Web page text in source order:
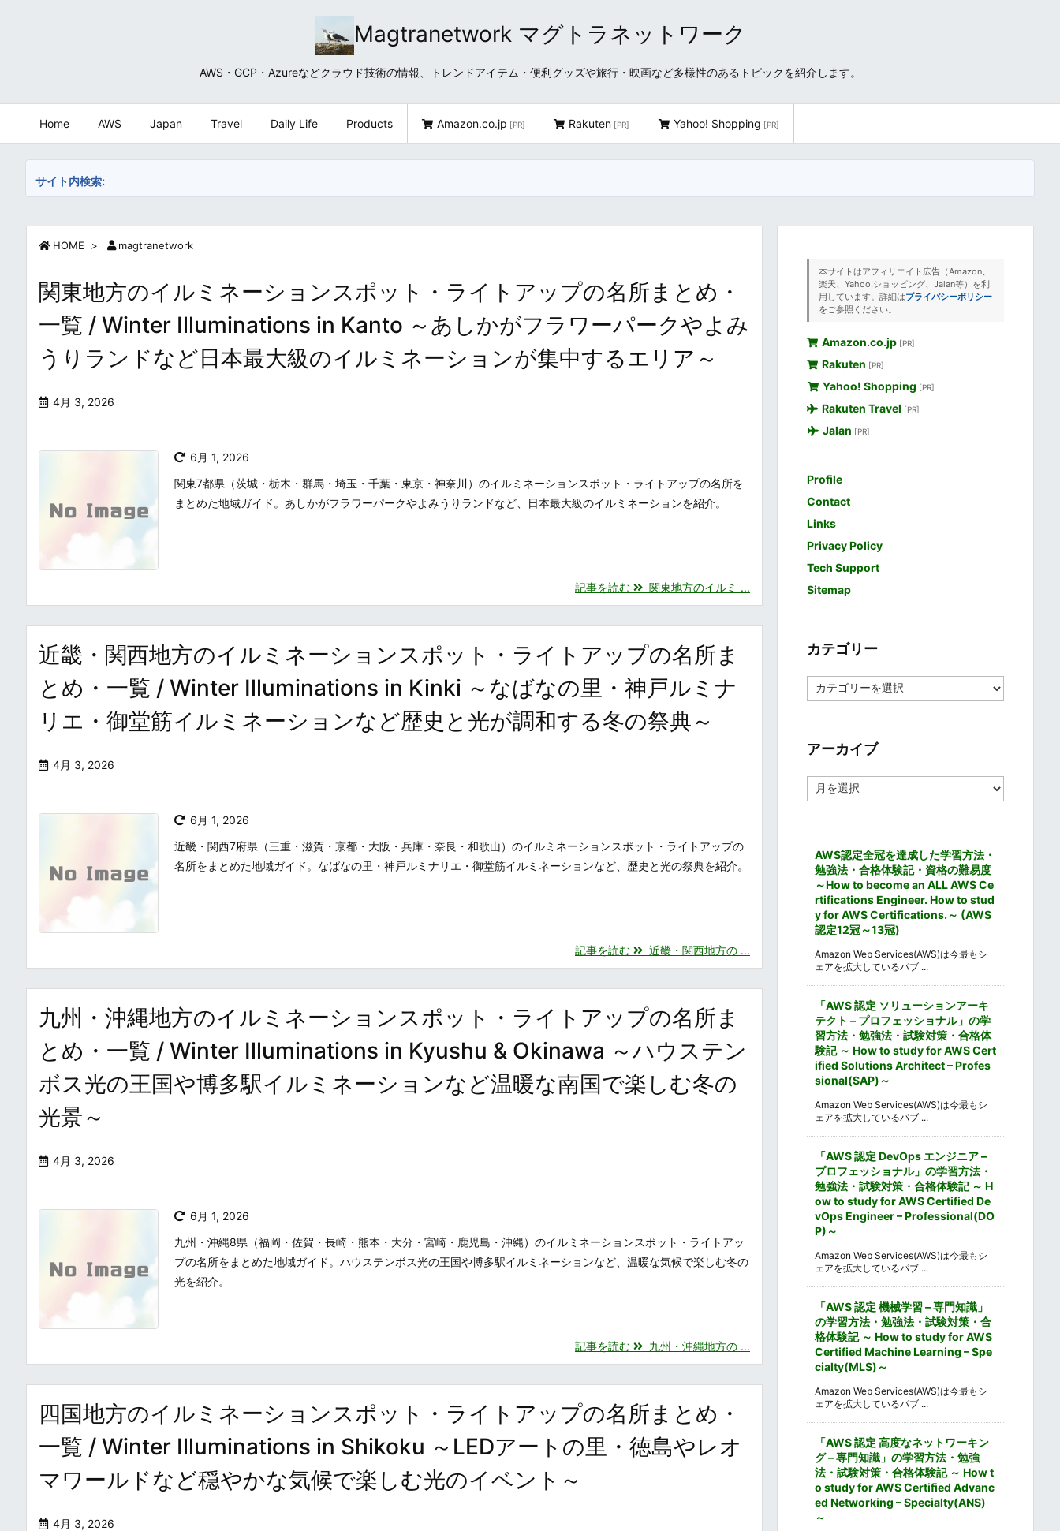
Magtranetwork マグトラネットワーク
AWS・GCP・Azureなどクラウド技術の情報、トレンドアイテム・便利グッズや旅行・映画など多様性のあるトピックを紹介します。
Home AWS Japan Travel Daily Life Products Amazon.co.jp [PR] Rakuten [PR] Yahoo! Shopping [PR]
サイト内検索:
HOME > magtranetwork
関東地方のイルミネーションスポット・ライトアップの名所まとめ・
一覧 / Winter Illuminations in Kanto ～あしかがフラワーパークやよみ
うりランドなど日本最大級のイルミネーションが集中するエリア～
4月 3, 2026
6月 1, 2026
関東7都県（茨城・栃木・群馬・埼玉・千葉・東京・神奈川）のイルミネーションスポット・ライトアップの名所を
まとめた地域ガイド。あしかがフラワーパークやよみうりランドなど、日本最大級のイルミネーションを紹介。
記事を読む 関東地方のイルミ ...
近畿・関西地方のイルミネーションスポット・ライトアップの名所ま
とめ・一覧 / Winter Illuminations in Kinki ～なばなの里・神戸ルミナ
リエ・御堂筋イルミネーションなど歴史と光が調和する冬の祭典～
4月 3, 2026
6月 1, 2026
近畿・関西7府県（三重・滋賀・京都・大阪・兵庫・奈良・和歌山）のイルミネーションスポット・ライトアップの
名所をまとめた地域ガイド。なばなの里・神戸ルミナリエ・御堂筋イルミネーションなど、歴史と光の祭典を紹介。
記事を読む 近畿・関西地方の ...
九州・沖縄地方のイルミネーションスポット・ライトアップの名所ま
とめ・一覧 / Winter Illuminations in Kyushu & Okinawa ～ハウステン
ボス光の王国や博多駅イルミネーションなど温暖な南国で楽しむ冬の
光景～
4月 3, 2026
6月 1, 2026
九州・沖縄8県（福岡・佐賀・長崎・熊本・大分・宮崎・鹿児島・沖縄）のイルミネーションスポット・ライトアッ
プの名所をまとめた地域ガイド。ハウステンボス光の王国や博多駅イルミネーションなど、温暖な気候で楽しむ冬の
光を紹介。
記事を読む 九州・沖縄地方の ...
四国地方のイルミネーションスポット・ライトアップの名所まとめ・
一覧 / Winter Illuminations in Shikoku ～LEDアートの里・徳島やレオ
マワールドなど穏やかな気候で楽しむ光のイベント～
4月 3, 2026
本サイトはアフィリエイト広告（Amazon、
楽天、Yahoo!ショッピング、Jalan等）を利
用しています。詳細はプライバシーポリシー
をご参照ください。
Amazon.co.jp [PR]
Rakuten [PR]
Yahoo! Shopping [PR]
Rakuten Travel [PR]
Jalan [PR]
Profile
Contact
Links
Privacy Policy
Tech Support
Sitemap
カテゴリー
テ
ー
アーカイブ
ー
AWS認定全冠を達成した学習方法・
勉強法・合格体験記・資格の難易度
～How to become an ALL AWS Ce
rtifications Engineer. How to stud
y for AWS Certifications.～ (AWS
認定12冠～13冠)
Amazon Web Services(AWS)は今最もシ
ェアを拡大しているパブ ...
「AWS 認定 ソリューションアーキ
テクト – プロフェッショナル」の学
習方法・勉強法・試験対策・合格体
験記 ～ How to study for AWS Cert
ified Solutions Architect – Profes
sional(SAP)～
Amazon Web Services(AWS)は今最もシ
ェアを拡大しているパブ ...
「AWS 認定 DevOps エンジニア –
プロフェッショナル」の学習方法・
勉強法・試験対策・合格体験記 ～ H
ow to study for AWS Certified De
vOps Engineer – Professional(DO
P)～
Amazon Web Services(AWS)は今最もシ
ェアを拡大しているパブ ...
「AWS 認定 機械学習 – 専門知識」
の学習方法・勉強法・試験対策・合
格体験記 ～ How to study for AWS
Certified Machine Learning – Spe
cialty(MLS)～
Amazon Web Services(AWS)は今最もシ
ェアを拡大しているパブ ...
「AWS 認定 高度なネットワーキン
グ – 専門知識」の学習方法・勉強
法・試験対策・合格体験記 ～ How t
o study for AWS Certified Advanc
ed Networking – Specialty(ANS)
～